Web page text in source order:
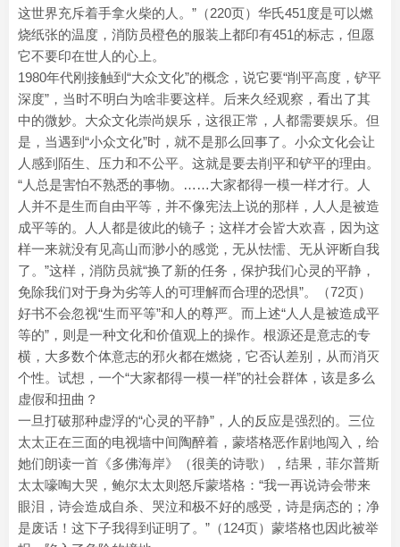
这世界充斥着手拿火柴的人。”（220页）华氏451度是可以燃
烧纸张的温度，消防员橙色的服装上都印有451的标志，但愿
它不要印在世人的心上。
1980年代刚接触到“大众文化”的概念，说它要“削平高度，铲平
深度”，当时不明白为啥非要这样。后来久经观察，看出了其
中的微妙。大众文化崇尚娱乐，这很正常，人都需要娱乐。但
是，当遇到“小众文化”时，就不是那么回事了。小众文化会让
人感到陌生、压力和不公平。这就是要去削平和铲平的理由。
“人总是害怕不熟悉的事物。……大家都得一模一样才行。人
人并不是生而自由平等，并不像宪法上说的那样，人人是被造
成平等的。人人都是彼此的镜子；这样才会皆大欢喜，因为这
样一来就没有见高山而渺小的感觉，无从怯懦、无从评断自我
了。”这样，消防员就“换了新的任务，保护我们心灵的平静，
免除我们对于身为劣等人的可理解而合理的恐惧”。（72页）
好书不会忽视“生而平等”和人的尊严。而上述“人人是被造成平
等的”，则是一种文化和价值观上的操作。根源还是意志的专
横，大多数个体意志的邪火都在燃烧，它否认差别，从而消灭
个性。试想，一个“大家都得一模一样”的社会群体，该是多么
虚假和扭曲？
一旦打破那种虚浮的“心灵的平静”，人的反应是强烈的。三位
太太正在三面的电视墙中间陶醉着，蒙塔格恶作剧地闯入，给
她们朗读一首《多佛海岸》（很美的诗歌），结果，菲尔普斯
太太嚎啕大哭，鲍尔太太则怒斥蒙塔格：“我一再说诗会带来
眼泪，诗会造成自杀、哭泣和极不好的感受，诗是病态的；净
是废话！这下子我得到证明了。”（124页）蒙塔格也因此被举